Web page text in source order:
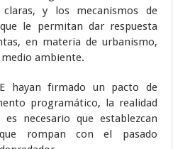
y los mecanismos de
le permitan dar respuesta
en materia de urbanismo,
ambiente.
hayan firmado un pacto de
programático, la realidad
necesario que establezcan
rompan con el pasado